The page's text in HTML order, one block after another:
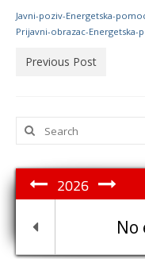
Javni-poziv-Energetska-
Prijavni-obrazac-Energetska-
Previous Post
Search
for:
2026
No